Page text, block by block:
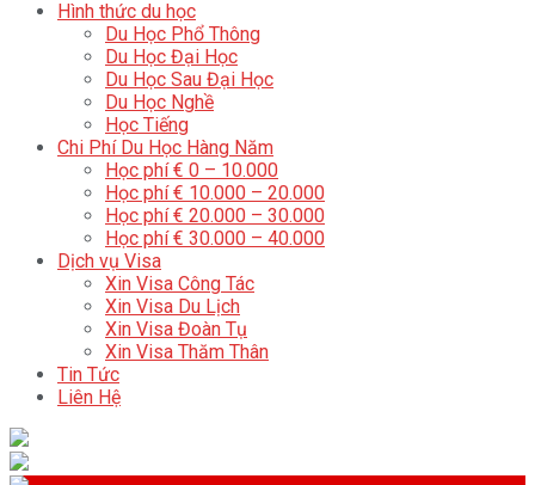
Hình thức du học
Du Học Phổ Thông
Du Học Đại Học
Du Học Sau Đại Học
Du Học Nghề
Học Tiếng
Chi Phí Du Học Hàng Năm
Học phí € 0 – 10.000
Học phí € 10.000 – 20.000
Học phí € 20.000 – 30.000
Học phí € 30.000 – 40.000
Dịch vụ Visa
Xin Visa Công Tác
Xin Visa Du Lịch
Xin Visa Đoàn Tụ
Xin Visa Thăm Thân
Tin Tức
Liên Hệ